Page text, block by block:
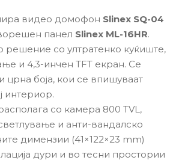
видео домофон Slinex SQ-04
панел Slinex ML-16HR.
решение со ултратенко куќиште,
и 4,3-инчен TFT екран. Се
црна боја, кои се впишуваат
интериор.
со камера 800 TVL,
и анти-вандалско
димензии (41×122×23 mm)
дури и во тесни простории